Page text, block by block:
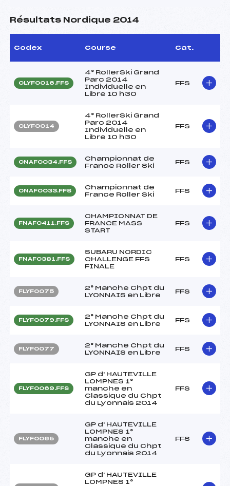
Résultats Nordique 2014
Codex Course Cat.
OLYF0016.FFS
4° RollerSki Grand
Parc 2014
Individuelle en
Libre 10 h30
FFS
OLYF0014
4° RollerSki Grand
Parc 2014
Individuelle en
Libre 10 h30
FFS
ONAF0034.FFS
Championnat de
France Roller Ski
FFS
ONAF0033.FFS
Championnat de
France Roller Ski
FFS
FNAF0411.FFS
CHAMPIONNAT DE
FRANCE MASS
START
FFS
FNAF0381.FFS
SUBARU NORDIC
CHALLENGE FFS
FINALE
FFS
FLYF0075
2° Manche Chpt du
LYONNAIS en Libre
FFS
FLYF0079.FFS
2° Manche Chpt du
LYONNAIS en Libre
FFS
FLYF0077
2° Manche Chpt du
LYONNAIS en Libre
FFS
FLYF0069.FFS
GP d' HAUTEVILLE
LOMPNES 1°
manche en
Classique du Chpt
du Lyonnais 2014
FFS
FLYF0065
GP d' HAUTEVILLE
LOMPNES 1°
manche en
Classique du Chpt
du Lyonnais 2014
FFS
GP d' HAUTEVILLE
LOMPNES 1°